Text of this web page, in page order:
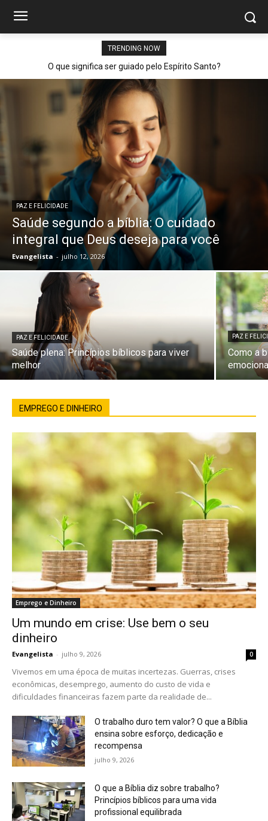
TRENDING NOW
O que significa ser guiado pelo Espírito Santo?
PAZ E FELICIDADE
Saúde segundo a bíblia: O cuidado
integral que Deus deseja para você
Evangelista - julho 12, 2026
PAZ E FELICIDADE
Saúde plena: Princípios bíblicos para viver
melhor
PAZ E
Como a
EMPREGO E DINHEIRO
Emprego e Dinheiro
Um mundo em crise: Use bem o seu
dinheiro
Evangelista - julho 9, 2026 0
Vivemos em uma época de muitas incertezas. Guerras, crises
econômicas, desemprego, aumento do custo de vida e
dificuldades financeiras fazem parte da realidade de...
O trabalho duro tem valor? O que a Bíblia
ensina sobre esforço, dedicação e
recompensa
julho 9, 2026
O que a Bíblia diz sobre trabalho?
Princípios bíblicos para uma vida
profissional equilibrada